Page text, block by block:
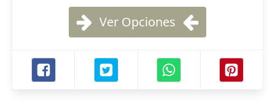
Ver Opciones